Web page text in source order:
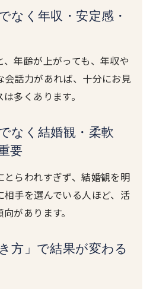
なく年収・安定感・
年齢が上がっても、年収や
会話力があれば、十分にお見
多くあります。
なく結婚観・柔軟
要
らわれすぎず、結婚観を明
手を選んでいる人ほど、活
があります。
方」で結果が変わる